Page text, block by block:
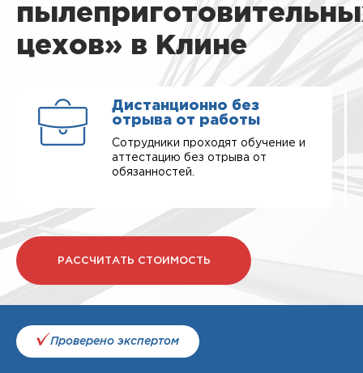
цехов» в Клине
Дистанционно без
отрыва от работы
Сотрудники проходят обучение и
аттестацию без отрыва от
обязанностей.
РАССЧИТАТЬ СТОИМОСТЬ
Проверено экспертом